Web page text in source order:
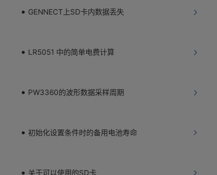
GENNECT上SD卡内数据丢失
LR5051 中的简单电费计算
PW3360的波形数据采样周期
初始化设置条件时的备用电池寿命
关于可以使用的SD卡